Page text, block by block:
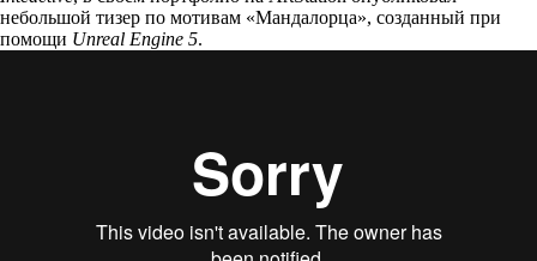
небольшой тизер по мотивам «Мандалорца», созданный при
помощи Unreal Engine 5.